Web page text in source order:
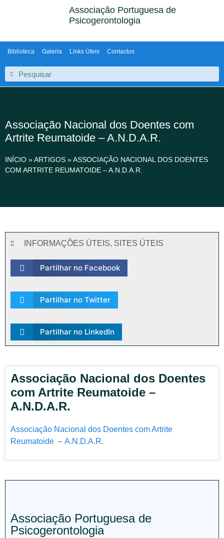
Associação Portuguesa de
Psicogerontologia
Biblioteca Galeria Links Úteis Contactos
Associação Nacional dos Doentes com
Artrite Reumatoide – A.N.D.A.R.
INÍCIO »ARTIGOS »ASSOCIAÇÃO NACIONAL DOS DOENTES
COM ARTRITE REUMATOIDE – A.N.D.A.R.
INFORMAÇÕES ÚTEIS, SITES ÚTEIS
Partilhar no Facebook
Partilhar no Twitter
Partilhar no LinkedIn
Associação Nacional dos Doentes
com Artrite Reumatoide –
A.N.D.A.R.
Associação Nacional dos Doentes com Artrite
Reumatoide – A.N.D.A.R.
Associação Portuguesa de
Psicogerontologia